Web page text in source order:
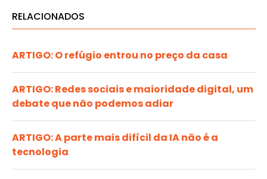
RELACIONADOS
ARTIGO: O refúgio entrou no preço da casa
ARTIGO: Redes sociais e maioridade digital, um
debate que não podemos adiar
ARTIGO: A parte mais difícil da IA não é a
tecnologia